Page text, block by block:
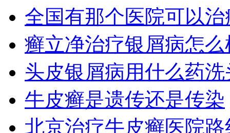
全国有那个医院可以
癣立净治疗银屑病怎
头皮银屑病用什么药洗
牛皮癣是遗传还是传染
北京治疗牛皮癣医院路